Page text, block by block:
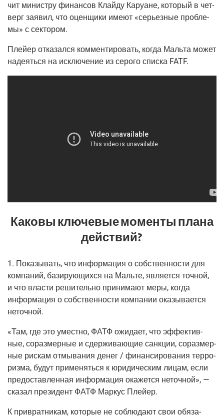
чит мини­стру финан­сов Клай­ду Кару­ане, кото­рый в чет­
верг заявил, что оцен­щи­ки име­ют «серьез­ные про­бле­
мы» с сектором.
Плей­ер отка­зал­ся ком­мен­ти­ро­вать, когда Маль­та может
наде­ять­ся на исклю­че­ние из серо­го спис­ка FATF.
Каковы ключевые моменты плана
действий?
1. Пока­зы­вать, что инфор­ма­ция о соб­ствен­но­сти для
ком­па­ний, бази­ру­ю­щих­ся на Маль­те, явля­ет­ся точ­ной,
и что вла­сти реши­тель­но при­ни­ма­ют меры, когда
инфор­ма­ция о соб­ствен­но­сти ком­па­нии ока­зы­ва­ет­ся
неточной.
«Там, где это умест­но, ФАТФ ожи­да­ет, что эффек­тив­
ные, сораз­мер­ные и сдер­жи­ва­ю­щие санк­ции, сораз­мер­
ные рис­кам отмы­ва­ния денег / финан­си­ро­ва­ния тер­ро­
риз­ма, будут при­ме­нять­ся к юри­ди­че­ским лицам, если
предо­став­лен­ная инфор­ма­ция ока­жет­ся неточ­ной», —
ска­зал пре­зи­дент ФАТФ Мар­кус Плейер.
К при­врат­ни­кам, кото­рые не соблю­да­ют свои обя­за­